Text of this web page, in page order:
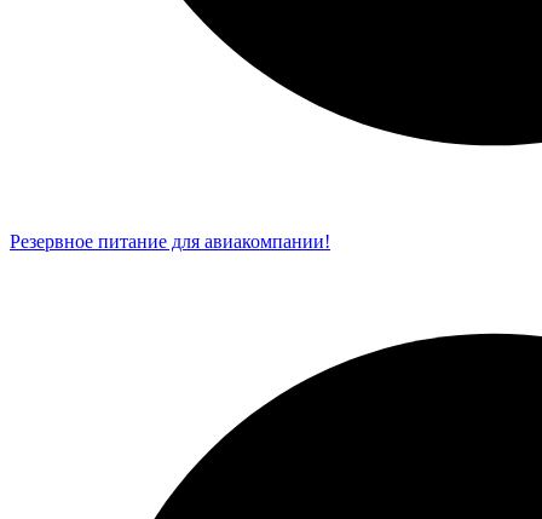
Резервное питание для авиакомпании!